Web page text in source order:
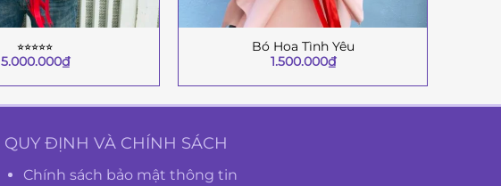
⭐︎⭐︎⭐︎⭐︎⭐︎
5.000.000₫
Bó Hoa Tình Yêu
1.500.000₫
QUY ĐỊNH VÀ CHÍNH SÁCH
Chính sách bảo mật thông tin